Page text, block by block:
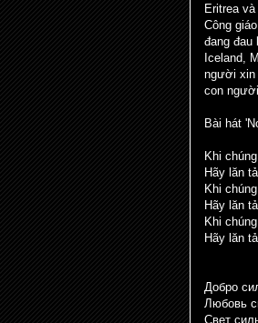
Eritrea
Công
đang đau
Iceland,
người xin
con
Bài hát
Khi
Hãy lăn
Khi
Hãy lăn
Khi
Hãy lăn
Добро
Любовь
Свет